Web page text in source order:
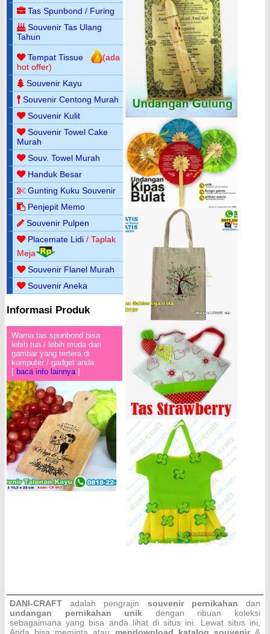
Tas Spunbond / Furing
Souvenir Tas Ulang
Tahun
Tempat Tissue
(ada
hot offer)
Souvenir Kayu
Souvenir Centong Murah
Souvenir Kulit
Souvenir Towel Cake
Murah
Souv. Towel Murah
Handuk Besar
Gunting Kuku Souvenir
Penjepit Memo
Souvenir Pulpen
Placemate Lidi / Taplak
Meja
Souvenir Flanel Murah
Souvenir Aneka
Informasi Produk
Warna tas spunbond bisa
lebih tua / lebih muda dari
gambar yang tertera di
komputer / gadget anda.
[ baca info lainnya]
DANI-CRAFTadalah pengrajin souvenir pernikahandan
undangan pernikahan unik dengan ribuan koleksi
sebagaimana yang bisa anda lihat di situs ini. Lewat situs ini,
Anda bisa meminta atau mendownload katalog souvenir&